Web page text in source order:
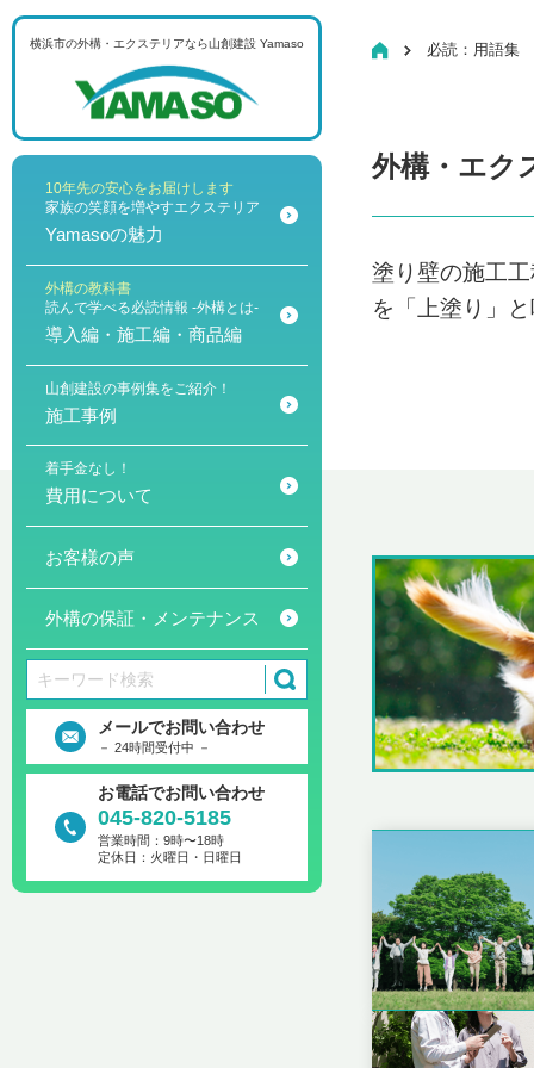
横浜市の外構・エクステリアなら山創建設 Yamaso
10年先の安心をお届けします
家族の笑顔を増やすエクステリア
Yamasoの魅力
外構の教科書
読んで学べる必読情報 -外構とは-
導入編・施工編・商品編
山創建設の事例集をご紹介！
施工事例
着手金なし！
費用について
お客様の声
外構の保証・メンテナンス
メールでお問い合わせ
－ 24時間受付中 －
お電話でお問い合わせ
045-820-5185
営業時間：9時〜18時
定休日：火曜日・日曜日
HOME必読：用語集
外構・エク
塗り壁の施工
を「上塗り」